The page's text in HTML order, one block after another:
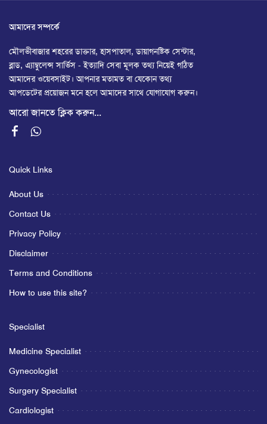
আমাদের সম্পর্কে
মৌলভীবাজার শহরের ডাক্তার, হাসপাতাল, ডায়াগনষ্টিক সেন্টার,
ব্লাড, এ্যাম্বুলেন্স সার্ভিস - ইত্যাদি সেবা মূলক তথ্য নিয়েই গঠিত
আমাদের ওয়েবসাইট। আপনার মতামত বা যেকোন তথ্য
আপডেটের প্রয়োজন মনে হলে আমাদের সাথে যোগাযোগ করুন।
আরো জানতে ক্লিক করুন...
Quick Links
About Us
Contact Us
Privacy Policy
Disclaimer
Terms and Conditions
How to use this site?
Specialist
Medicine Specialist
Gynecologist
Surgery Specialist
Cardiologist